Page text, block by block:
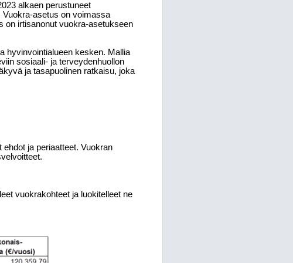
alkaen perustuneet
asetus on voimassa
on irtisanonut vuokra-asetukseen
hyvinvointialueen kesken. Mallia
sosiaali- ja terveydenhuollon
ja tasapuolinen ratkaisu, joka
ja periaatteet. Vuokran
vuokrakohteet ja luokitelleet ne